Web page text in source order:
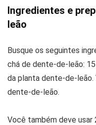
Ingredientes e
leão
Busque os seguintes
chá de dente-de-leão:
da planta dente-de-leão.
dente-de-leão.
Você também deve usar